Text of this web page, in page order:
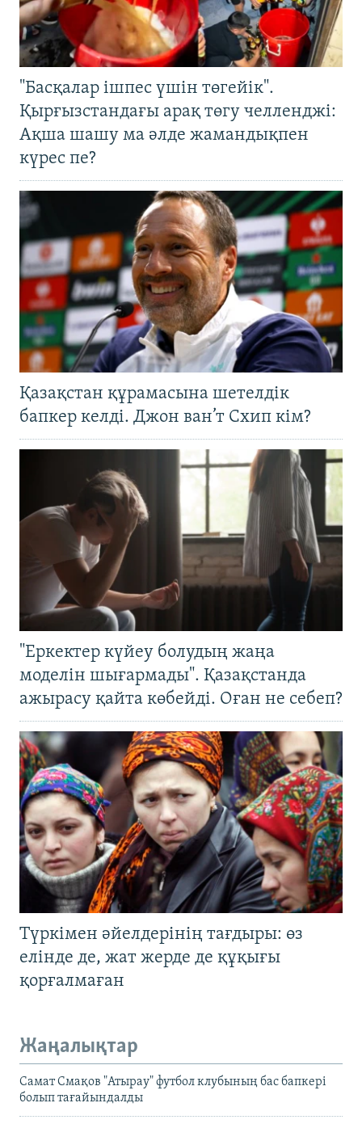
"Басқалар ішпес үшін төгейік".
Қырғызстандағы арақ төгу челленджі:
Ақша шашу ма әлде жамандықпен
күрес пе?
Қазақстан құрамасына шетелдік
бапкер келді. Джон ван’т Схип кім?
"Еркектер күйеу болудың жаңа
моделін шығармады". Қазақстанда
ажырасу қайта көбейді. Оған не себеп?
Түркімен әйелдерінің тағдыры: өз
елінде де, жат жерде де құқығы
қорғалмаған
Жаңалықтар
Самат Смақов "Атырау" футбол клубының бас бапкері
болып тағайындалды